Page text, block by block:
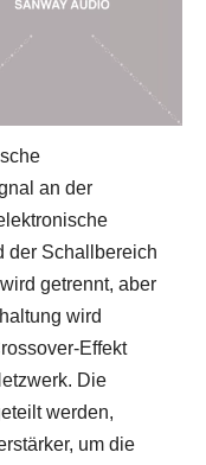
an der
der Schallbereich
getrennt, aber
wird
Effekt
Die
werden,
um die